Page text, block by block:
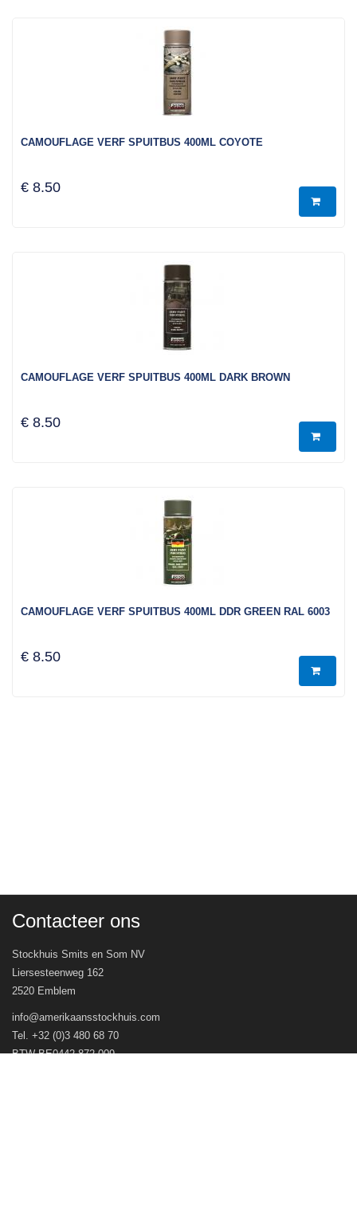
CAMOUFLAGE VERF SPUITBUS 400ML COYOTE
€ 8.50
CAMOUFLAGE VERF SPUITBUS 400ML DARK BROWN
€ 8.50
CAMOUFLAGE VERF SPUITBUS 400ML DDR GREEN RAL 6003
€ 8.50
Contacteer ons
Stockhuis Smits en Som NV
Liersesteenweg 162
2520 Emblem
info@amerikaansstockhuis.com
Tel. +32 (0)3 480 68 70
BTW BE0442.872.009